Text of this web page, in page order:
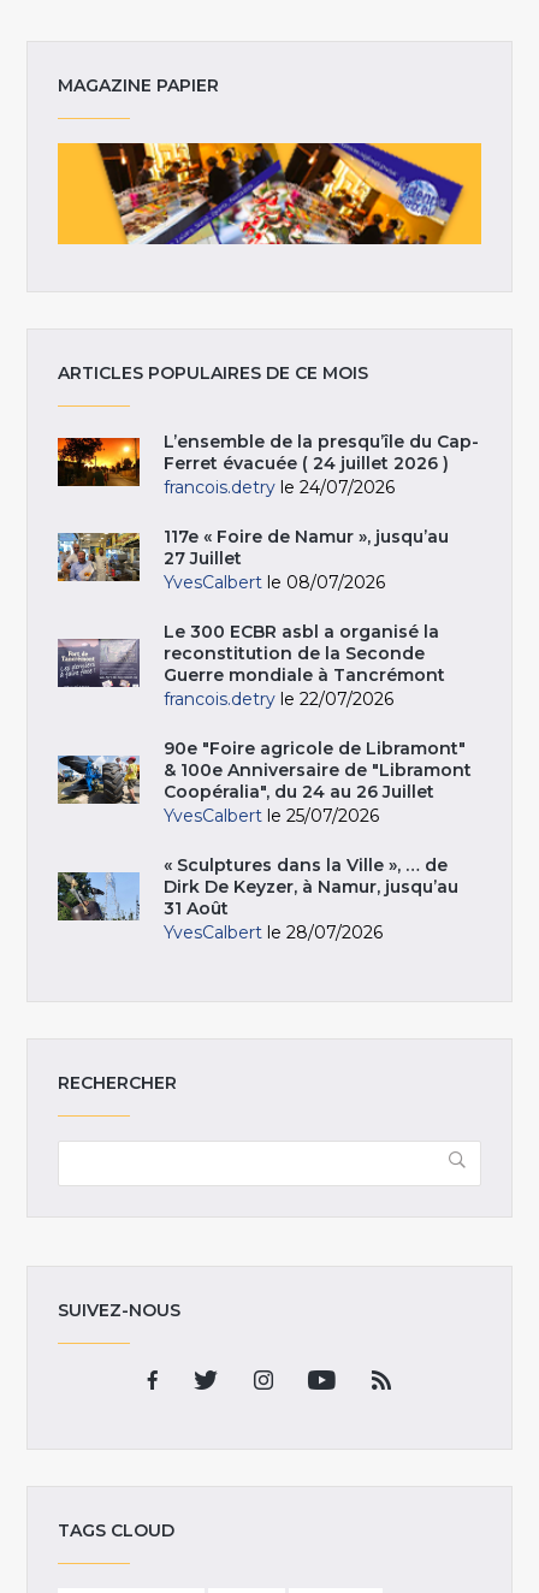
MAGAZINE PAPIER
ARTICLES POPULAIRES DE CE MOIS
L’ensemble de la presqu’île du Cap-
Ferret évacuée ( 24 juillet 2026 )
francois.detry le 24/07/2026
117e « Foire de Namur », jusqu’au
27 Juillet
YvesCalbert le 08/07/2026
Le 300 ECBR asbl a organisé la
reconstitution de la Seconde
Guerre mondiale à Tancrémont
francois.detry le 22/07/2026
90e "Foire agricole de Libramont"
& 100e Anniversaire de "Libramont
Coopéralia", du 24 au 26 Juillet
YvesCalbert le 25/07/2026
« Sculptures dans la Ville », … de
Dirk De Keyzer, à Namur, jusqu’au
31 Août
YvesCalbert le 28/07/2026
RECHERCHER
SUIVEZ-NOUS
TAGS CLOUD